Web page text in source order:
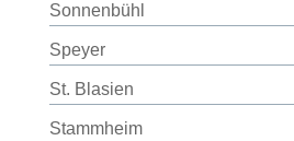
Sonnenbühl
Speyer
St. Blasien
Stammheim